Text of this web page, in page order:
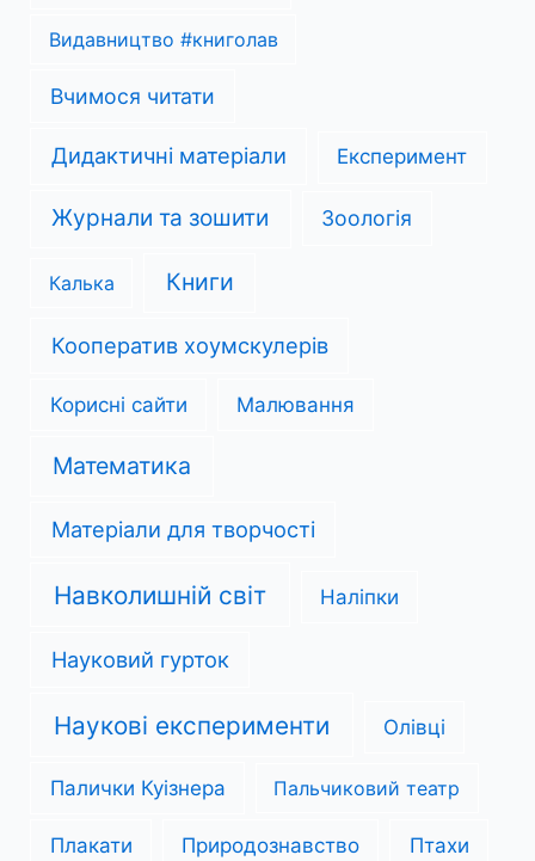
Видавництво #книголав
Вчимося читати
Дидактичні матеріали Експеримент
Журнали та зошити Зоологія
Калька Книги
Кооператив хоумскулерів
Корисні сайти Малювання
Математика
Матеріали для творчості
Навколишній світ Наліпки
Науковий гурток
Наукові експерименти Олівці
Палички Куізнера Пальчиковий театр
Плакати Природознавство Птахи